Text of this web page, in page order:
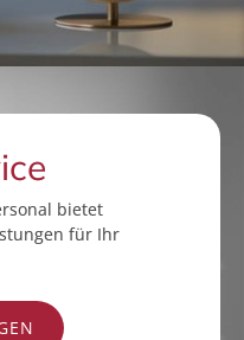
bietet
für Ihr